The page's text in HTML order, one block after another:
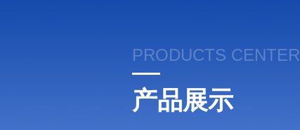
PRODUCTS CENTER
产品展示